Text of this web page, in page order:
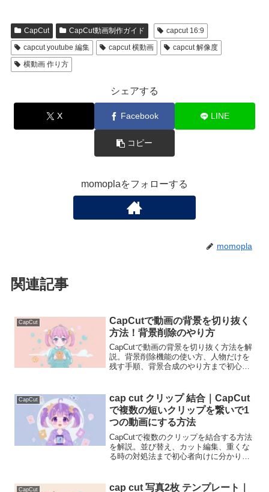
CapCut CapCut動画制作ガイド
capcut 16:9
capcut youtube 編集
capcut 横動画
capcut 解像度
横動画 作り方
シェアする
X Facebook LINE
コピー
momoplaをフォローする
momopla
関連記事
CapCut
CapCutで動画の背景を切り抜く
方法！背景削除のやり方
CapCutで動画の背景を切り抜く方法を解
説。背景削除機能の使い方、人物だけを
残す手順、背景合成のやり方まで初心者
CapCut
cap cut クリップ 結合｜CapCut
で複数の短いクリップを繋いで1
つの動画にする方法
CapCutで複数のクリップを結合する方法
を解説。並び替え、カット編集、重くな
る時の対処法まで初心者向けに分かりや
CapCut
cap cut 写真2枚 テンプレート｜